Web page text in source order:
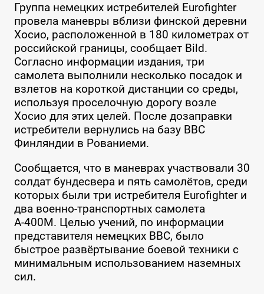
Группа немецких истребителей Eurofighter
провела маневры вблизи финской деревни
Хосио, расположенной в 180 километрах от
российской границы, сообщает Bild.
Согласно информации издания, три
самолета выполнили несколько посадок и
взлетов на короткой дистанции со среды,
используя проселочную дорогу возле
Хосио для этих целей. После дозаправки
истребители вернулись на базу ВВС
Финляндии в Рованиеми.
Сообщается, что в маневрах участвовали 30
солдат бундесвера и пять самолётов, среди
которых были три истребителя Eurofighter и
два военно-транспортных самолета
А-400М. Целью учений, по информации
представителя немецких ВВС, было
быстрое развёртывание боевой техники с
минимальным использованием наземных
сил.